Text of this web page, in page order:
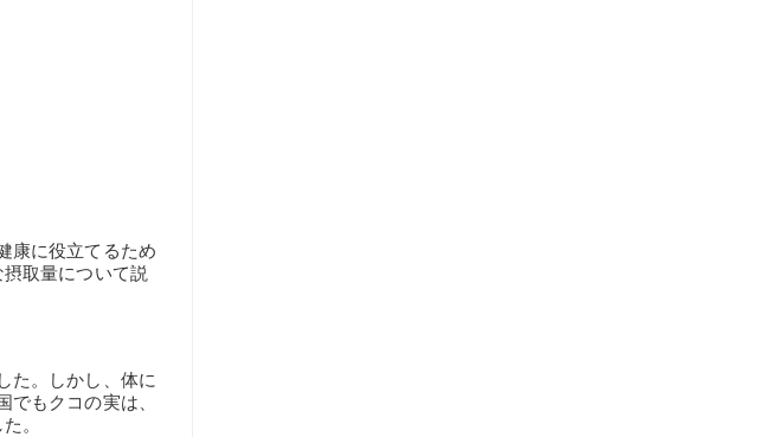
康に役立てるため
取量について説
た。しかし、体に
もクコの実は、
。